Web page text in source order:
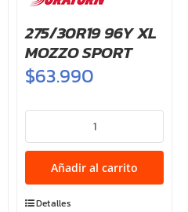
275/30R19 96Y XL
MOZZO SPORT
$63.990
96Y
XL
MOZZO
SPORT
Añadir al carrito
Detalles